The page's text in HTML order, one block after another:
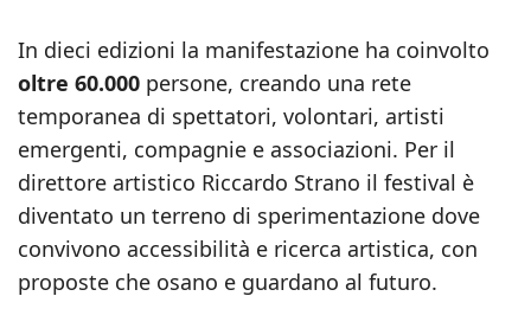
In dieci edizioni la manifestazione ha coinvolto
oltre 60.000 persone, creando una rete
temporanea di spettatori, volontari, artisti
emergenti, compagnie e associazioni. Per il
direttore artistico Riccardo Strano il festival è
diventato un terreno di sperimentazione dove
convivono accessibilità e ricerca artistica, con
proposte che osano e guardano al futuro.